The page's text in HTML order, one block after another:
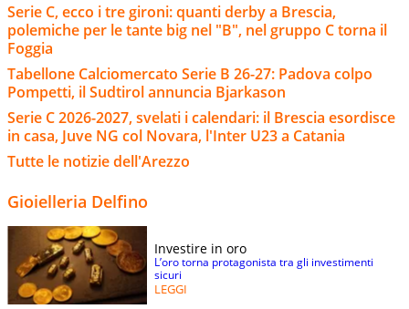
Serie C, ecco i tre gironi: quanti derby a Brescia,
polemiche per le tante big nel "B", nel gruppo C torna il
Foggia
Tabellone Calciomercato Serie B 26-27: Padova colpo
Pompetti, il Sudtirol annuncia Bjarkason
Serie C 2026-2027, svelati i calendari: il Brescia esordisce
in casa, Juve NG col Novara, l'Inter U23 a Catania
Tutte le notizie dell'Arezzo
Gioielleria Delfino
Investire in oro
L’oro torna protagonista tra gli investimenti
sicuri
LEGGI